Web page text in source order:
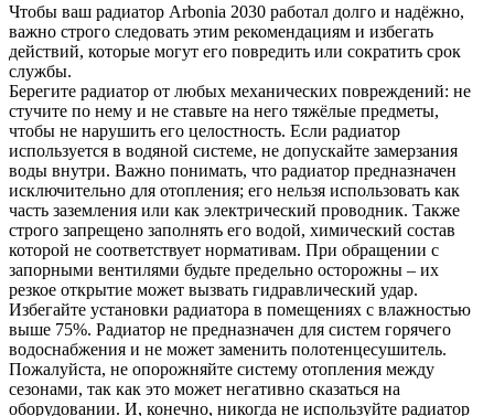
Чтобы ваш радиатор Arbonia 2030 работал долго и надёжно,
важно строго следовать этим рекомендациям и избегать
действий, которые могут его повредить или сократить срок
службы.
Берегите радиатор от любых механических повреждений: не
стучите по нему и не ставьте на него тяжёлые предметы,
чтобы не нарушить его целостность. Если радиатор
используется в водяной системе, не допускайте замерзания
воды внутри. Важно понимать, что радиатор предназначен
исключительно для отопления; его нельзя использовать как
часть заземления или как электрический проводник. Также
строго запрещено заполнять его водой, химический состав
которой не соответствует нормативам. При обращении с
запорными вентилями будьте предельно осторожны – их
резкое открытие может вызвать гидравлический удар.
Избегайте установки радиатора в помещениях с влажностью
выше 75%. Радиатор не предназначен для систем горячего
водоснабжения и не может заменить полотенцесушитель.
Пожалуйста, не опорожняйте систему отопления между
сезонами, так как это может негативно сказаться на
оборудовании. И, конечно, никогда не используйте радиатор